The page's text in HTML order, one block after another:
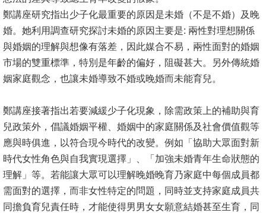
高
教
深
耕
辦
及
文
件
心
輔
&
鄭講座研究指出少子化最重要的原因是未婚（不是不婚）及晚
婚。她利用調查研究探討未婚的原因主要是: 兩性對理想關係
與婚姻的理解與想像有落差，因此媒合不易，兩性面對的婚姻
市場的雙重標準，特別是年齡的偏好，阻礙甚大。另外傳統婚
姻家庭觀念，也讓未婚導致不婚或晚婚而未能育兒。
鄭講座接著指出若要減緩少子化現象，除需政策上的補助與育
兒政策外，倡議婚姻平權、婚姻中的家庭關係及社會價值觀等
應與時俱進，以符合現今時代的改變。例如「協助大眾面對新
時代女性角色與自我實現選擇」、「加強未婚青年生命狀態的
理解」等。若能讓大眾可以理解晚婚晚育乃家庭中每個成員都
需面對的選擇，而非女性特定的問題，同時並支持家庭成員共
同擔負育兒責任時，才能使得男男女女願意結婚甚至生育，同